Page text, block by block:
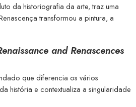
da historiografia da arte, traz uma
transformou a pintura, a
and Renascences
que diferencia os vários
história e contextualiza a singularidade